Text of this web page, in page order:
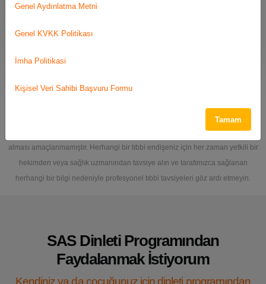
Gönder
SAS tıbbi tavsiye vermez. Tüm içerik yalnızca genel bilgilendirme
ve kullanım amaçlıdır; profesyonel tıbbi tavsiye, teşhis veya tedavinin yerini
alması amaçlanmamıştır. Herhangi bir tıbbi endişeniz için her zaman yetkili bir
hekimden veya sağlık uzmanından tavsiye alın ve tarafımızca sağlanan
herhangi bir bilgi nedeniyle profesyonel tıbbi tavsiyeleri göz ardı etmeyin.
SAS Dinleti Programından
Faydalanmak İstiyorum
Kendiniz ya da çocuğunuz için dinleti programından
Genel Aydınlatma Metni
Genel KVKK Politikası
İmha Politikasi
Kişisel Veri Sahibi Başvuru Formu
Tamam